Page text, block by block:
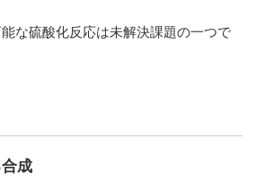
な硫酸化反応は未解決課題の一つで
成